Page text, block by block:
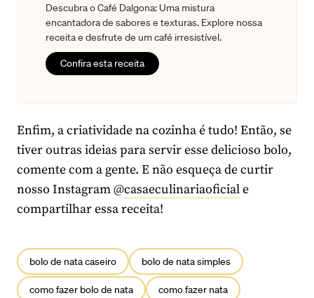
Descubra o Café Dalgona: Uma mistura
encantadora de sabores e texturas. Explore nossa
receita e desfrute de um café irresistível.
Confira esta receita
Enfim, a criatividade na cozinha é tudo! Então, se
tiver outras ideias para servir esse delicioso bolo,
comente com a gente. E não esqueça de curtir
nosso Instagram @casaeculinariaoficiale
compartilhar essa receita!
bolo de nata caseiro bolo de nata simples
como fazer bolo de nata como fazer nata